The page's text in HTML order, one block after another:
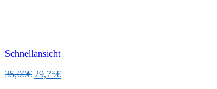
Schnellansicht
35,00€ Ursprünglicher
29,75€Aktueller